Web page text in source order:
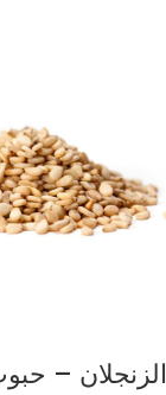
الزنجلان –